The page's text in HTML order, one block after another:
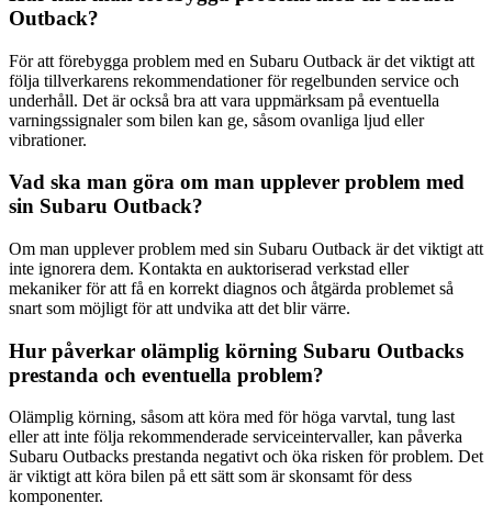
Outback?
För att förebygga problem med en Subaru Outback är det viktigt att
följa tillverkarens rekommendationer för regelbunden service och
underhåll. Det är också bra att vara uppmärksam på eventuella
varningssignaler som bilen kan ge, såsom ovanliga ljud eller
vibrationer.
Vad ska man göra om man upplever problem med
sin Subaru Outback?
Om man upplever problem med sin Subaru Outback är det viktigt att
inte ignorera dem. Kontakta en auktoriserad verkstad eller
mekaniker för att få en korrekt diagnos och åtgärda problemet så
snart som möjligt för att undvika att det blir värre.
Hur påverkar olämplig körning Subaru Outbacks
prestanda och eventuella problem?
Olämplig körning, såsom att köra med för höga varvtal, tung last
eller att inte följa rekommenderade serviceintervaller, kan påverka
Subaru Outbacks prestanda negativt och öka risken för problem. Det
är viktigt att köra bilen på ett sätt som är skonsamt för dess
komponenter.